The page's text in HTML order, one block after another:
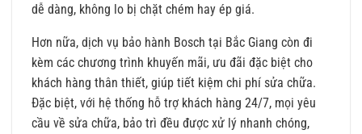
dễ dàng, không lo bị chặt chém hay ép giá.
Hơn nữa, dịch vụ bảo hành Bosch tại Bắc Giang còn đi
kèm các chương trình khuyến mãi, ưu đãi đặc biệt cho
khách hàng thân thiết, giúp tiết kiệm chi phí sửa chữa.
Đặc biệt, với hệ thống hỗ trợ khách hàng 24/7, mọi yêu
cầu về sửa chữa, bảo trì đều được xử lý nhanh chóng,